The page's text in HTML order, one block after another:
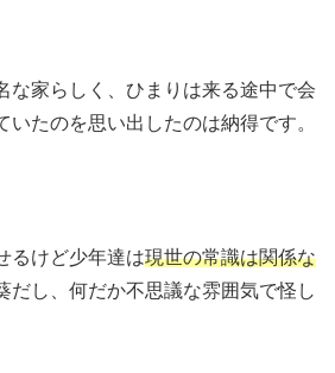
な家らしく、ひまりは来る途中で会
いたのを思い出したのは納得です。
るけど少年達は現世の常識は関係な
だし、何だか不思議な雰囲気で怪し